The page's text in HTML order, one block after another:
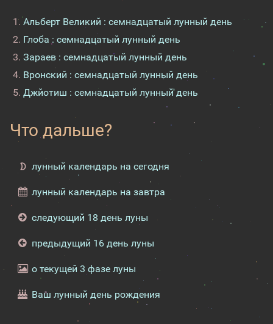
Альберт Великий : семнадцатый лунный день
Глоба : семнадцатый лунный день
Зараев : семнадцатый лунный день
Вронский : семнадцатый лунный день
Джйотиш : семнадцатый лунный день
Что дальше?
лунный календарь на сегодня
лунный календарь на завтра
следующий 18 день луны
предыдущий 16 день луны
о текущей 3 фазе луны
Ваш лунный день рождения